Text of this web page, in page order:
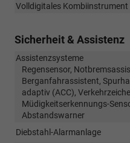
Volldigitales
Sicherheit & Assistenz
Assistenzsysteme
Regensensor,
Berganfahrassistent,
adaptiv (ACC),
Müdigkeitserkennungs-
Abstandswarner
Diebstahl-Alarmanlage